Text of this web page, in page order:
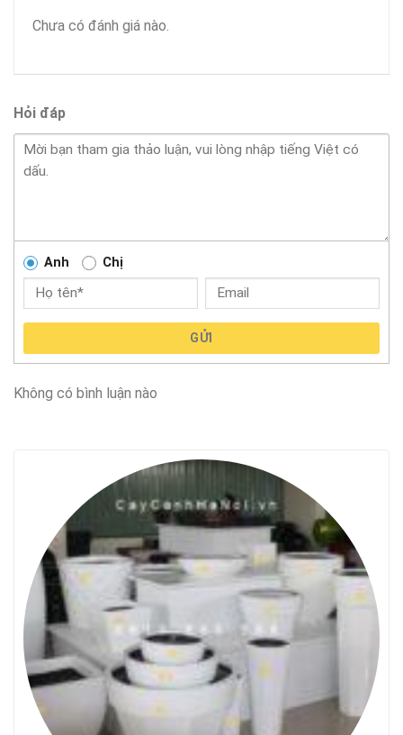
Chưa có đánh giá nào.
Hỏi đáp
Anh Chị
GỬI
Không có bình luận nào